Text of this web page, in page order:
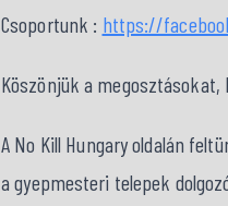
Csoportunk : https://
Köszönjük a
A No Kill Hungary oldalán
a gyepmesteri telepek